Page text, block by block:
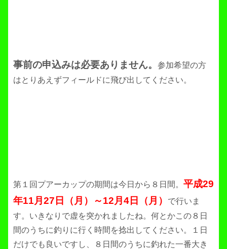
事前の申込みは必要ありません。
参加希望の方
はとりあえずフィールドに飛び出してください。
第１回プアーカップの期間は今日から８日間。 平成29
年11月27日（月）～12月4日（月）
で行いま
す。いきなりで虚を突かれましたね。何とかこの８日
間のうちに釣りに行く時間を捻出してください。１日
だけでも良いですし、８日間のうちに釣れた一番大き